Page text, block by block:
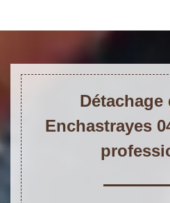
Détachage
Enchastrayes